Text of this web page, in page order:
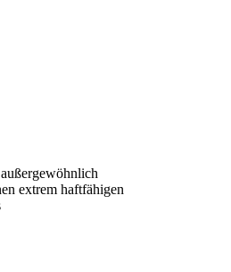
extrem haftfähigen